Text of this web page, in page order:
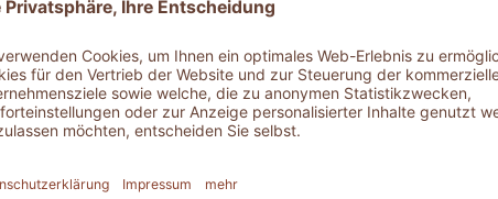
chemischen